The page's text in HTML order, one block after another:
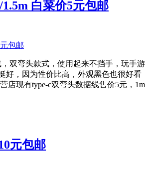
白菜价5元包邮
双弯头款式，使用起来不挡手，玩
好，因为性价比高，外观黑色也很好
店现有type-c双弯头数据线售价5元，
元包邮